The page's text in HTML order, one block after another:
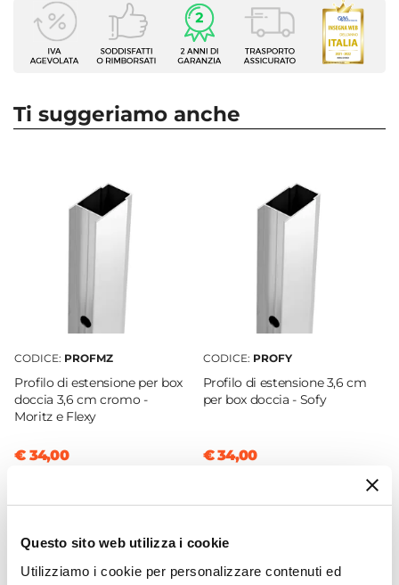
Questo sito web utilizza i cookie
Utilizziamo i cookie per personalizzare contenuti ed
Caratteristiche
Serie
Moritz
Apertura
80 x 110 cm
Reversibile
Larghezza Da - A
78 cm|80 cm
Estensibile
Larghezza Massima
Non estensibile con profilo
Ti suggeriamo anche
CODICE: PROFMZ
Profilo di estensione per box
doccia 3,6 cm cromo -
Moritz e Flexy
€ 34,00
CODICE: PROFY
Profilo di estensione 3,6 cm
per box doccia - Sofy
€ 34,00